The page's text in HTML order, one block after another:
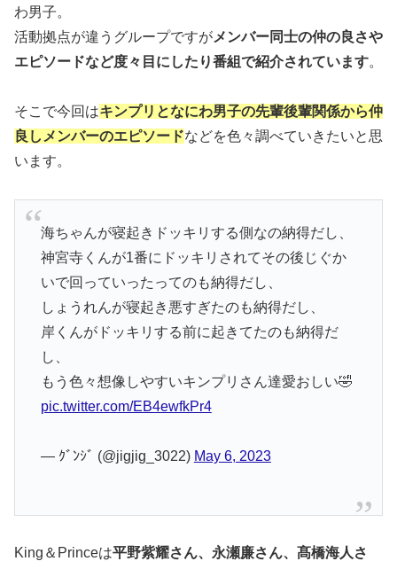
わ男子。
活動拠点が違うグループですがメンバー同士の仲の良さや
エピソードなど度々目にしたり番組で紹介されています。
そこで今回はキンプリとなにわ男子の先輩後輩関係から仲
良しメンバーのエピソードなどを色々調べていきたいと思
います。
海ちゃんが寝起きドッキリする側なの納得だし、
神宮寺くんが1番にドッキリされてその後じぐか
いで回っていったってのも納得だし、
しょうれんが寝起き悪すぎたのも納得だし、
岸くんがドッキリする前に起きてたのも納得だ
し、
もう色々想像しやすいキンプリさん達愛おしい🤣
pic.twitter.com/EB4ewfkPr4
— ｸﾞﾝｼﾞ (@jigjig_3022) May 6, 2023
King＆Princeは平野紫耀さん、永瀬廉さん、髙橋海人さ